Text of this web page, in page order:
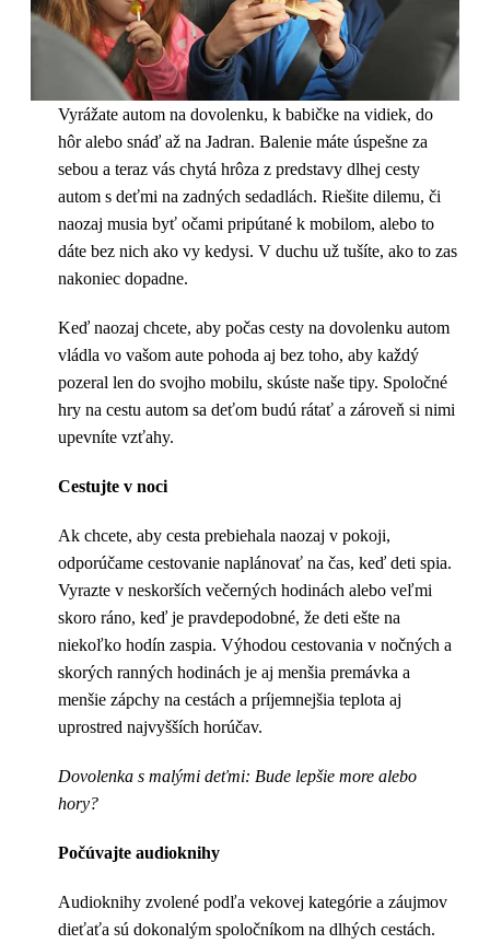
Vyrážate autom na dovolenku, k babičke na vidiek, do
hôr alebo snáď až na Jadran. Balenie máte úspešne za
sebou a teraz vás chytá hrôza z predstavy dlhej cesty
autom s deťmi na zadných sedadlách. Riešite dilemu, či
naozaj musia byť očami pripútané k mobilom, alebo to
dáte bez nich ako vy kedysi. V duchu už tušíte, ako to zas
nakoniec dopadne.
Keď naozaj chcete, aby počas cesty na dovolenku autom
vládla vo vašom aute pohoda aj bez toho, aby každý
pozeral len do svojho mobilu, skúste naše tipy. Spoločné
hry na cestu autom sa deťom budú rátať a zároveň si nimi
upevníte vzťahy.
Cestujte v noci
Ak chcete, aby cesta prebiehala naozaj v pokoji,
odporúčame cestovanie naplánovať na čas, keď deti spia.
Vyrazte v neskorších večerných hodinách alebo veľmi
skoro ráno, keď je pravdepodobné, že deti ešte na
niekoľko hodín zaspia. Výhodou cestovania v nočných a
skorých ranných hodinách je aj menšia premávka a
menšie zápchy na cestách a príjemnejšia teplota aj
uprostred najvyšších horúčav.
Dovolenka s malými deťmi: Bude lepšie more alebo
hory?
Počúvajte audioknihy
Audioknihy zvolené podľa vekovej kategórie a záujmov
dieťaťa sú dokonalým spoločníkom na dlhých cestách.